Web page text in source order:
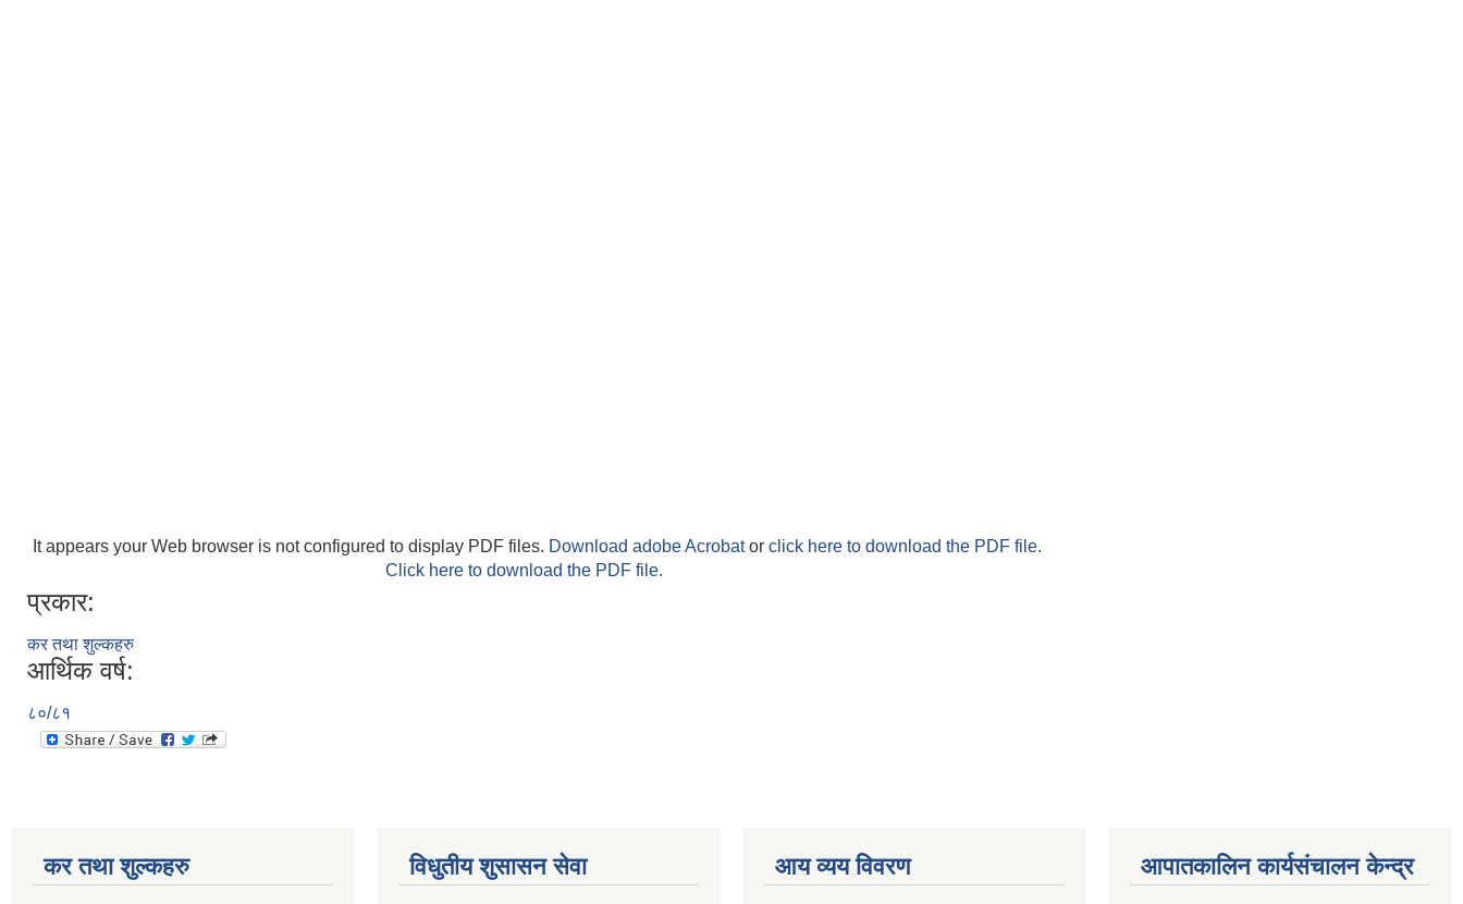
It appears your Web browser is not configured to display PDF files. Download adobe Acrobator click here to download the PDF file.
Click here to download the PDF file.
प्रकार:
कर तथा शुल्कहरु
आर्थिक वर्ष:
८०/८१
कर तथा शुल्कहरु विधुतीय शुसासन सेवा आय व्यय विवरण आपातकालिन कार्यसंचालन केन्द्र